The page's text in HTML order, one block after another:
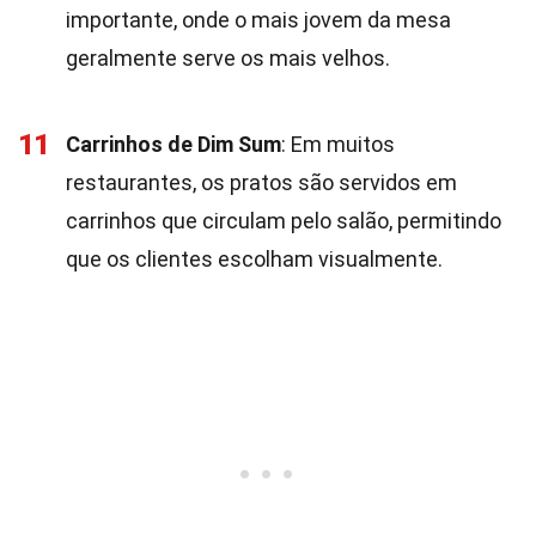
importante, onde o mais jovem da mesa
geralmente serve os mais velhos.
11 Carrinhos de Dim Sum: Em muitos
restaurantes, os pratos são servidos em
carrinhos que circulam pelo salão, permitindo
que os clientes escolham visualmente.